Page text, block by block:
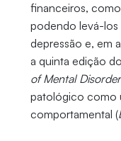
financeiros,
podendo levá-los
depressão e, em
a quinta edição do
of Mental
patológico como
comportamental (